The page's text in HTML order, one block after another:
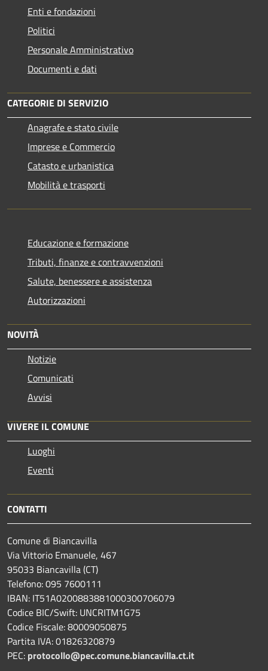
Enti e fondazioni
Politici
Personale Amministrativo
Documenti e dati
CATEGORIE DI SERVIZIO
Anagrafe e stato civile
Imprese e Commercio
Catasto e urbanistica
Mobilità e trasporti
Educazione e formazione
Tributi, finanze e contravvenzioni
Salute, benessere e assistenza
Autorizzazioni
NOVITÀ
Notizie
Comunicati
Avvisi
VIVERE IL COMUNE
Luoghi
Eventi
CONTATTI
Comune di Biancavilla
Via Vittorio Emanuele, 467
95033 Biancavilla (CT)
Telefono: 095 7600111
IBAN: IT51A0200883881000300706079
Codice BIC/Swift: UNCRITM1G75
Codice Fiscale: 80009050875
Partita IVA: 01826320879
PEC: protocollo@pec.comune.biancavilla.ct.it